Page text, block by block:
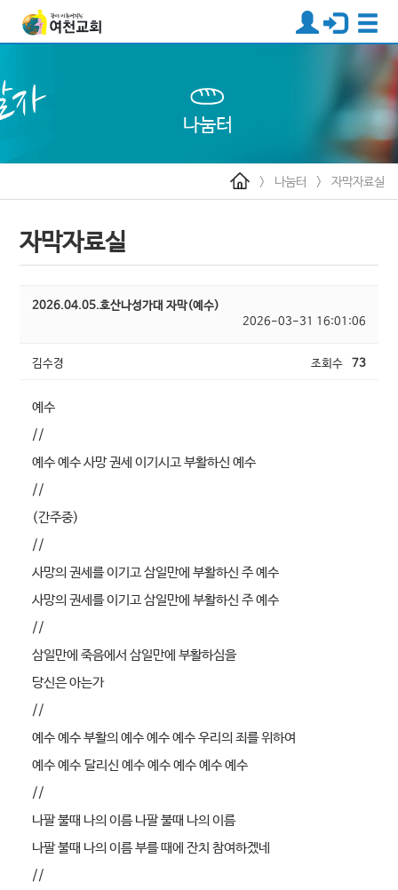
> 나눔터 > 자막자료실
자막자료실
2026.04.05.호산나성가대 자막(예수)
2026-03-31 16:01:06
김수경 조회수 73
예수
//
예수 예수 사망 권세 이기시고 부활하신 예수
//
(간주중)
//
사망의 권세를 이기고 삼일만에 부활하신 주 예수
사망의 권세를 이기고 삼일만에 부활하신 주 예수
//
삼일만에 죽음에서 삼일만에 부활하심을
당신은 아는가
//
예수 예수 부활의 예수 예수 예수 우리의 죄를 위하여
예수 예수 달리신 예수 예수 예수 예수 예수
//
나팔 불때 나의 이름 나팔 불때 나의 이름
나팔 불때 나의 이름 부를 때에 잔치 참여하겠네
//